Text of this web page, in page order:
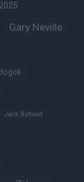
Gary Neville
Jack Butland